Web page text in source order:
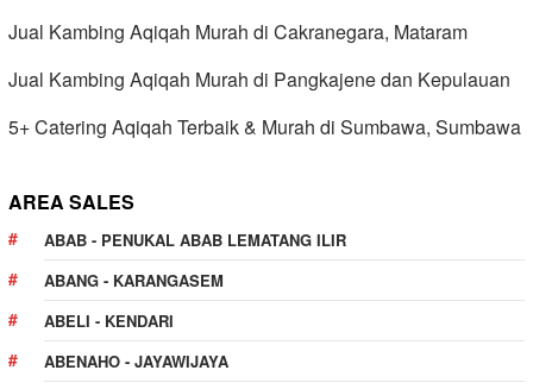
Jual Kambing Aqiqah Murah di Cakranegara, Mataram
Jual Kambing Aqiqah Murah di Pangkajene dan Kepulauan
5+ Catering Aqiqah Terbaik & Murah di Sumbawa, Sumbawa
AREA SALES
ABAB - PENUKAL ABAB LEMATANG ILIR
ABANG - KARANGASEM
ABELI - KENDARI
ABENAHO - JAYAWIJAYA